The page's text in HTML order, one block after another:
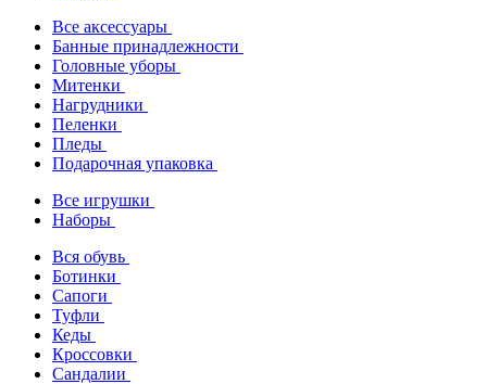
Все аксессуары
Банные принадлежности
Головные уборы
Митенки
Нагрудники
Пеленки
Пледы
Подарочная упаковка
Все игрушки
Наборы
Вся обувь
Ботинки
Сапоги
Туфли
Кеды
Кроссовки
Сандалии